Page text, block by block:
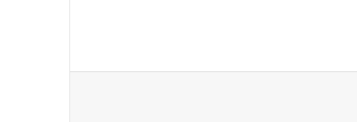
برمجيات المصادر ودورها فى تعزيز